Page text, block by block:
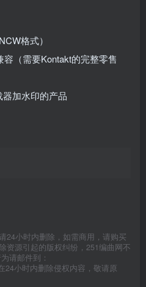
格式）
（需要Kontakt的完整零售
加水印的产品
24小时内删除，如需商用，请购买
资源引起的版权纠纷，251编曲网不
请邮件到：
24小时内删除侵权内容，敬请原